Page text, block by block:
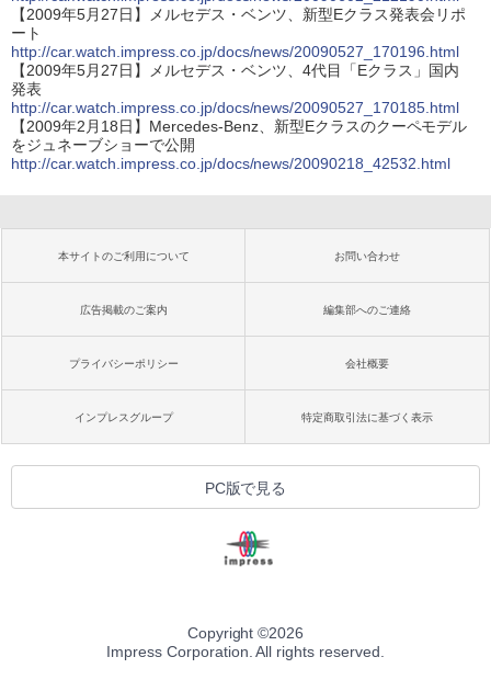
【2009年5月27日】メルセデス・ベンツ、新型Eクラス発表会リポ
ート
http://car.watch.impress.co.jp/docs/news/20090527_170196.html
【2009年5月27日】メルセデス・ベンツ、4代目「Eクラス」国内
発表
http://car.watch.impress.co.jp/docs/news/20090527_170185.html
【2009年2月18日】Mercedes-Benz、新型Eクラスのクーペモデル
をジュネーブショーで公開
http://car.watch.impress.co.jp/docs/news/20090218_42532.html
本サイトのご利用について お問い合わせ
広告掲載のご案内 編集部へのご連絡
プライバシーポリシー 会社概要
インプレスグループ 特定商取引法に基づく表示
PC版で見る
Copyright ©2026
Impress Corporation. All rights reserved.